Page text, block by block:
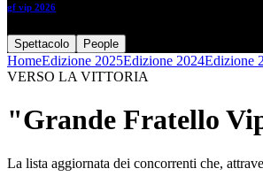
gf vip 2026
Spettacolo People
HomeEdizione 2025Edizione 2024Edizione
VERSO LA VITTORIA
"Grande Fratello
La lista aggiornata dei concorrenti che,